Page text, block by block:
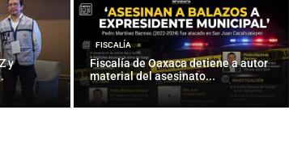
y
FISCALÍA
Fiscalía de Oaxaca detiene a autor
material del asesinato...
INTERNACIONALES
da una
Por AGENCIA INFORMATIVA CONACYT - 10/